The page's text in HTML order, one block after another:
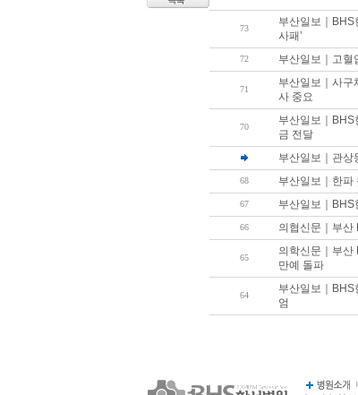
73
부산일보｜BHS
사패’
72 부산일보｜고혈
71
부산일보｜사구
사 중요
70
부산일보｜BHS
금 전달
부산일보｜관상
68 부산일보｜한파
67 부산일보｜BHS
66 의협신문｜부산
65
의학신문｜부산
만예 돌파
64
부산일보｜BHS
엄